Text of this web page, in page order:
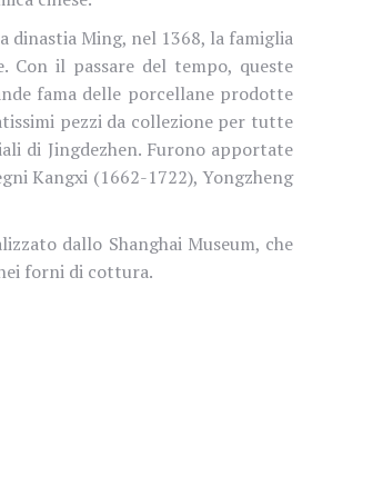
dinastia Ming, nel 1368, la famiglia
il passare del tempo, queste
fama delle porcellane prodotte
pezzi da collezione per tutte
di Jingdezhen. Furono apportate
Kangxi (1662-1722), Yongzheng
dallo Shanghai Museum, che
forni di cottura.